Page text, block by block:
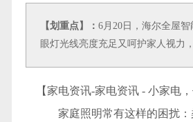
【划重点】： 6月20日，海尔全屋
眼灯光线亮度充足又呵护家人视力
【家电资讯-家电资讯 - 小家电，
家庭照明常有这样的困扰